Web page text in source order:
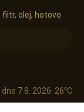
olej, hotovo
7 8. 2026· 26°C